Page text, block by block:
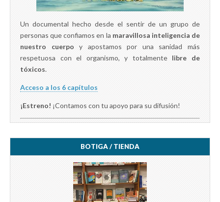
Un documental hecho desde el sentir de un grupo de
personas que confiamos en la maravillosa inteligencia de
nuestro cuerpo y apostamos por una sanidad más
respetuosa con el organismo, y totalmente libre de
tóxicos.
Acceso a los 6 capítulos
¡Estreno! ¡Contamos con tu apoyo para su difusión!
BOTIGA / TIENDA